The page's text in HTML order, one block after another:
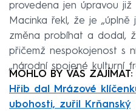
provedena jen úpravou již
Macinka řekl, že je „úplně
změna probíhat a dodal,
přičemž nespokojenost s
„národní spojené kulturní
MOHLO BY VÁS ZAJÍMAT:
Hřib dal Mrázové
ubohosti, zuřil Krňanský